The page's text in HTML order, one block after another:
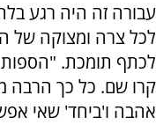
עבורה זה היה רגע
לכל צרה ומצוקה של
לכתף תומכת.
קרו שם. כל כך הרבה
אהבה ו'ביחד' שאי